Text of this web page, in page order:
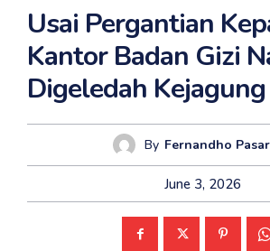
Usai Pergantian
Kantor Badan Gizi
Digeledah Kejagung
By Fernandho
June 3, 2026